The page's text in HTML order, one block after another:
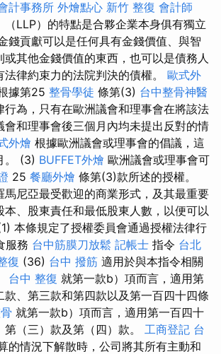
計事務所 外燴點心 新竹 整復 會計師
（LLP）的特點是合夥企業本身俱有獨立
錢貢獻可以是任何具有金錢價值、與智
或其他金錢價值的東西，也可以是債務人
律約束力的法院判決的債權。 歐式外
據第25 整骨學徒 條第(3) 台中整骨神醫
行為，只有在歐洲議會和理事會在將該法
會和理事會後三個月內均未提出反對的情
外燴 根據歐洲議會或理事會的倡議，這
。 (3) BUFFET外燴 歐洲議會或理事會可
25 餐廳外燴 條第(3)款所述的授權。
馬尼亞最受歡迎的商業形式，及其最重要
本、股東責任和最低股東人數，以便可以
本條規定了授權委員會通過授權法律行
服務 台中筋膜刀放鬆 記帳士 指令 台北
復 (36) 台中 撥筋 適用於與本指令相關
台中 整復 就第一款b）項而言，適用第
款、第三款和第四款以及第一百四十四條
就第一款b）項而言，適用第一百四十
（三）款及第（四）款。 工商登記 台
的情況下解散時，公司將其所有主動和